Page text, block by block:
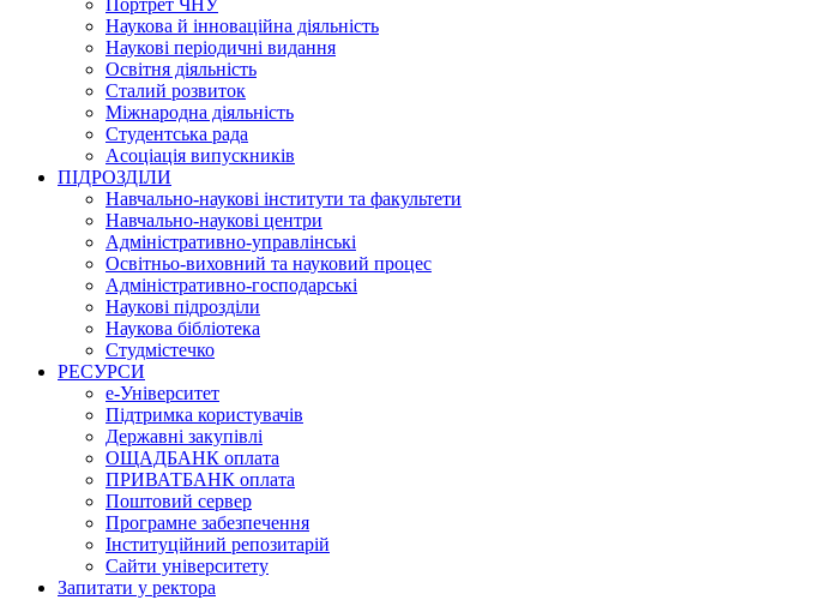
Портрет ЧНУ
Наукова й інноваційна діяльність
Наукові періодичні видання
Освітня діяльність
Сталий розвиток
Міжнародна діяльність
Студентська рада
Асоціація випускників
ПІДРОЗДІЛИ
Навчально-наукові інститути та факультети
Навчально-наукові центри
Адміністративно-управлінські
Освітньо-виховний та науковий процес
Адміністративно-господарські
Наукові підрозділи
Наукова бібліотека
Студмістечко
РЕСУРСИ
е-Університет
Підтримка користувачів
Державні закупівлі
ОЩАДБАНК оплата
ПРИВАТБАНК оплата
Поштовий сервер
Програмне забезпечення
Інституційний репозитарій
Сайти університету
Запитати у ректора